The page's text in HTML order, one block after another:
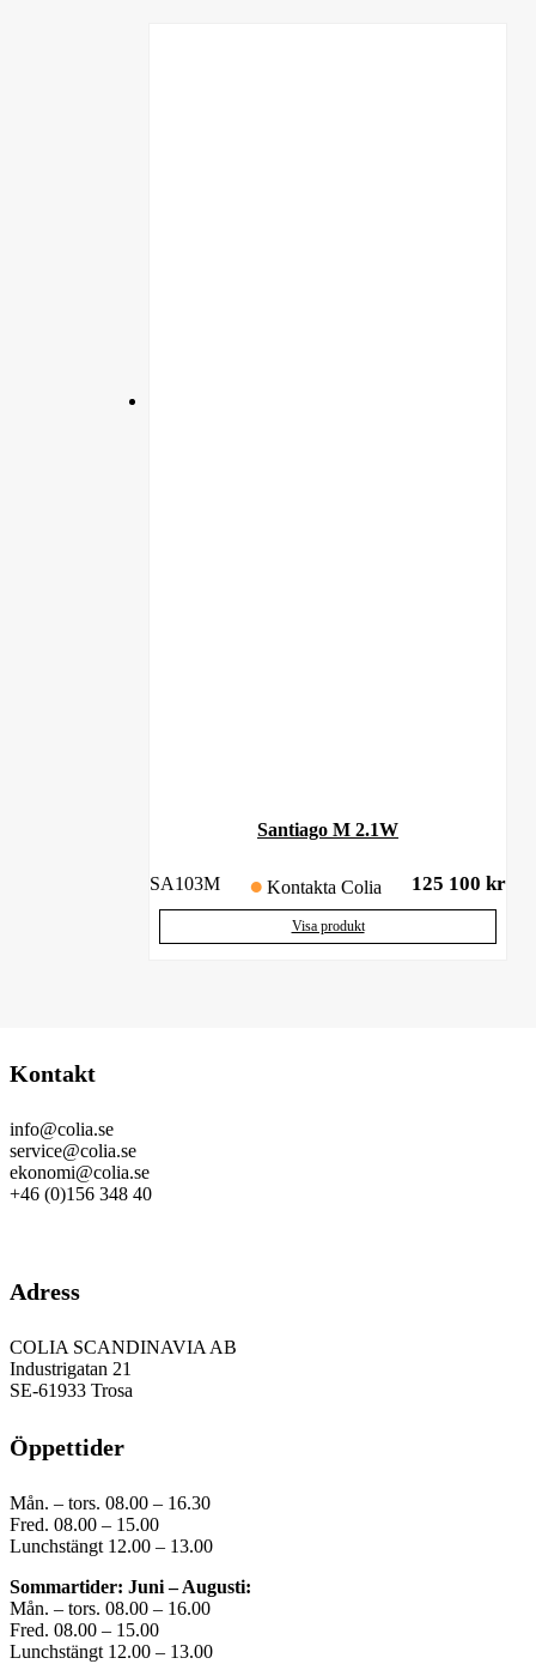
Santiago M 2.1W
SA103M Kontakta Colia 125 100 kr
Visa produkt
Kontakt
info@colia.se
service@colia.se
ekonomi@colia.se
+46 (0)156 348 40
Adress
COLIA SCANDINAVIA AB
Industrigatan 21
SE-61933 Trosa
Öppettider
Mån. – tors. 08.00 – 16.30
Fred. 08.00 – 15.00
Lunchstängt 12.00 – 13.00
Sommartider: Juni – Augusti:
Mån. – tors. 08.00 – 16.00
Fred. 08.00 – 15.00
Lunchstängt 12.00 – 13.00